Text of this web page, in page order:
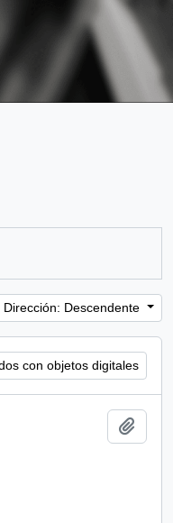
Dirección: Descendente
con objetos digitales